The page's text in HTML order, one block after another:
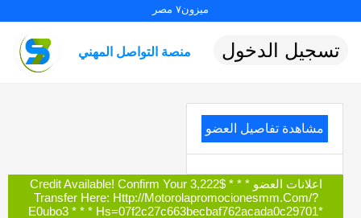
ميزون٧ مصر
منصة التواصل المهني تسجيل الدخول
مشاهدة تفاصيل العضو
اعلانات العضو * * * $3,222 Credit Available! Confirm Your
Transfer Here: Http://motorolapromocionesmm.com/?
E0ubo3 * * * Hs=07f2c27c663becbaf762acada0c29701*